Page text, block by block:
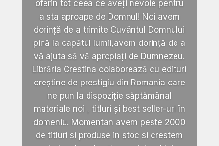
oferin tot ceea ce aveți nevoie pentru
a sta aproape de Domnul! Noi avem
dorință de a trimite Cuvântul Domnului
pină la capătul lumii,avem dorință de a
vă ajuta să vă apropiați de Dumnezeu.
Librăria Crestina colaborează cu edituri
creștine de prestigiu din Romania care
ne pun la dispoziție săptămânal
materiale noi , titluri și best seller-uri în
domeniu. Momentan avem peste 2000
de titluri si produse in stoc si crestem